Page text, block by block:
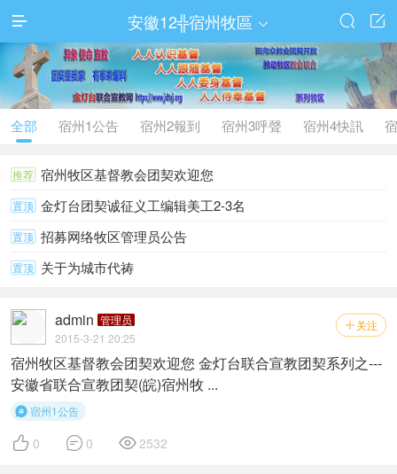
 安徽12╬宿州牧區  

全部 宿州1公告 宿州2報到 宿州3呼聲 宿州4快訊
推荐 宿州牧区基督教会团契欢迎您
置顶 金灯台团契诚征义工编辑美工2-3名
置顶 招募网络牧区管理员公告
置顶 关于为城市代祷
 关注
admin 管理员
2015-3-21 20:25
宿州牧区基督教会团契欢迎您 金灯台联合宣教团契系列之---
安徽省联合宣教团契(皖)宿州牧 ...
宿州1公告
 0  0 2532